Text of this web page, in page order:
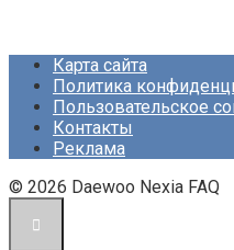
Карта сайта
Политика
Пользовательское
Контакты
Реклама
© 2026 Daewoo Nexia FAQ